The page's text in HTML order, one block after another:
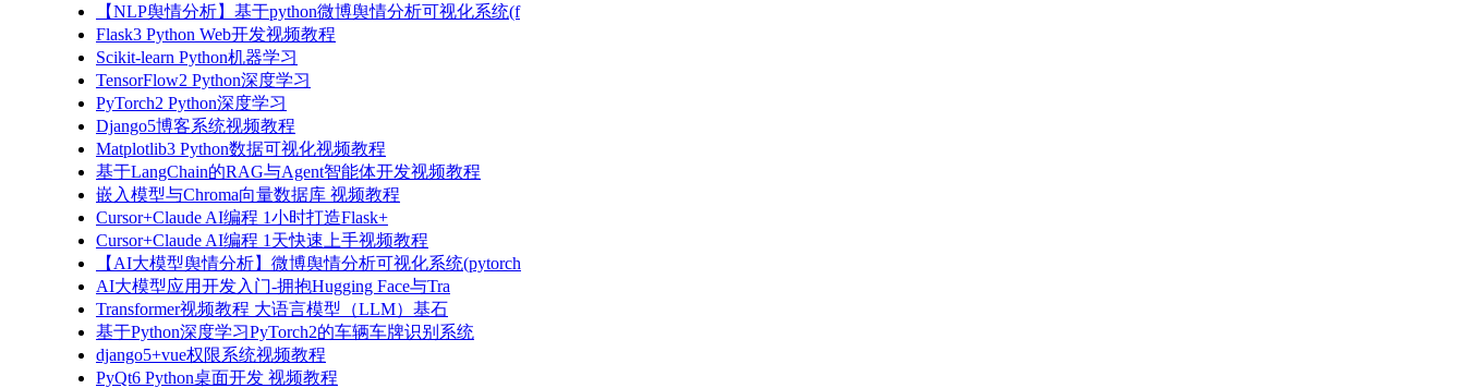
【NLP舆情分析】基于python微博舆情分析可视化系统(f
Flask3 Python Web开发视频教程
Scikit-learn Python机器学习
TensorFlow2 Python深度学习
PyTorch2 Python深度学习
Django5博客系统视频教程
Matplotlib3 Python数据可视化视频教程
基于LangChain的RAG与Agent智能体开发视频教程
嵌入模型与Chroma向量数据库 视频教程
Cursor+Claude AI编程 1小时打造Flask+
Cursor+Claude AI编程 1天快速上手视频教程
【AI大模型舆情分析】微博舆情分析可视化系统(pytorch
AI大模型应用开发入门-拥抱Hugging Face与Tra
Transformer视频教程 大语言模型（LLM）基石
基于Python深度学习PyTorch2的车辆车牌识别系统
django5+vue权限系统视频教程
PyQt6 Python桌面开发 视频教程